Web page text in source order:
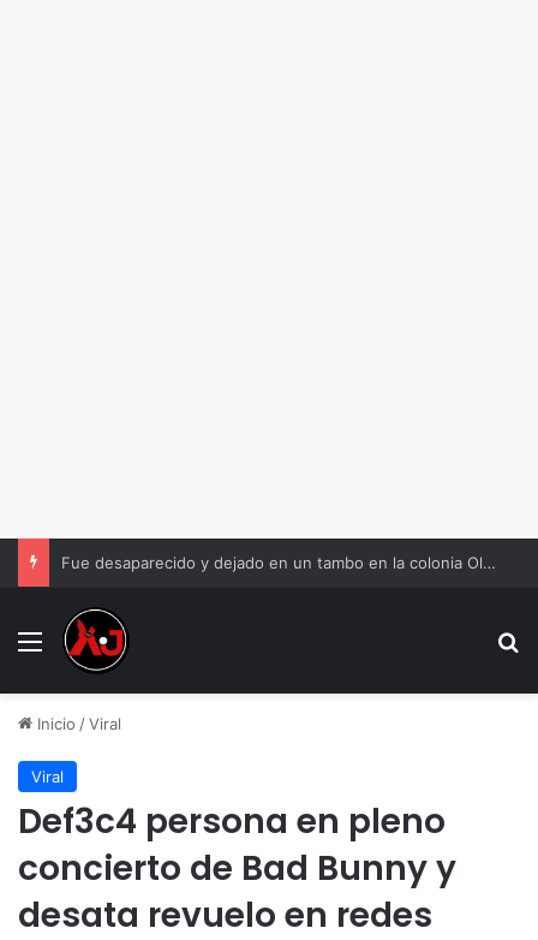
Fue desaparecido y dejado en un tambo en la colonia Olivia Espinoza
Menu
Inicio /Viral
Viral
Def3c4 persona en pleno
concierto de Bad Bunny y
desata revuelo en redes